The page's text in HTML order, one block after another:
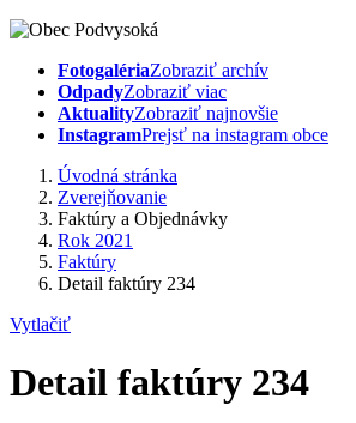
FotogalériaZobraziť archív
OdpadyZobraziť viac
AktualityZobraziť najnovšie
InstagramPrejsť na instagram obce
Úvodná stránka
Zverejňovanie
Faktúry a Objednávky
Rok 2021
Faktúry
Detail faktúry 234
Vytlačiť
Detail faktúry 234